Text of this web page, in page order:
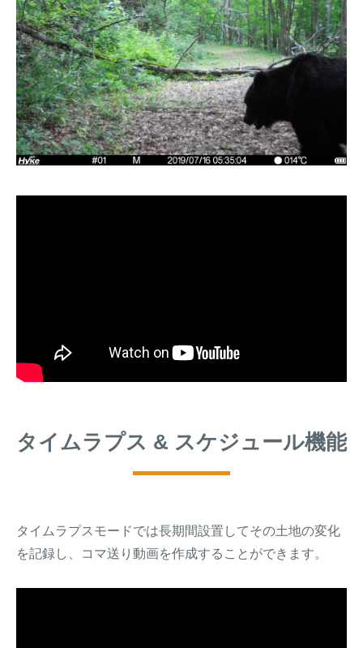
タイムラプス & スケジュール機能
タイムラプスモードでは長期間設置してその土地の変化
を記録し、コマ送り動画を作成することができます。